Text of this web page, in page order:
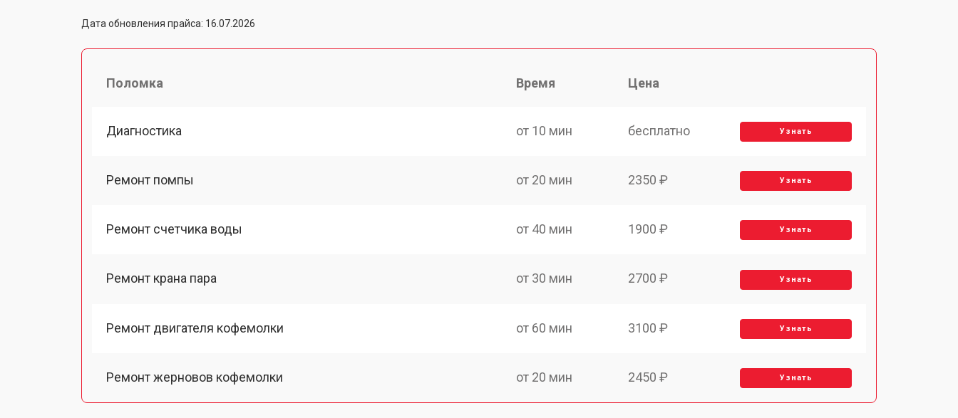
Дата обновления прайса: 16.07.2026
Поломка Время Цена
Диагностика от 10 мин бесплатно Узнать
Ремонт помпы от 20 мин 2350 ₽ Узнать
Ремонт счетчика воды от 40 мин 1900 ₽ Узнать
Ремонт крана пара от 30 мин 2700 ₽ Узнать
Ремонт двигателя кофемолки от 60 мин 3100 ₽ Узнать
Ремонт жерновов кофемолки от 20 мин 2450 ₽ Узнать